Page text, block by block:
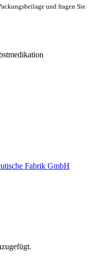
und fragen Sie
Fabrik GmbH